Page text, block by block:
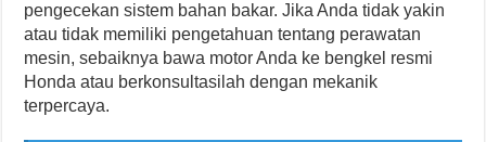
pengecekan sistem bahan bakar. Jika Anda tidak yakin
atau tidak memiliki pengetahuan tentang perawatan
mesin, sebaiknya bawa motor Anda ke bengkel resmi
Honda atau berkonsultasilah dengan mekanik
terpercaya.